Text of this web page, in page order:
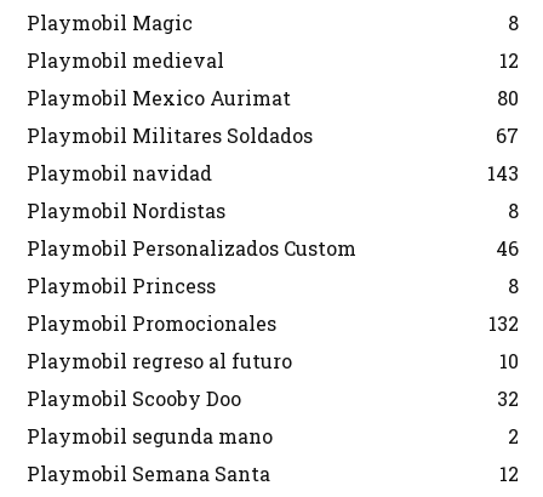
Playmobil Magic
8
Playmobil medieval
12
Playmobil Mexico Aurimat
80
Playmobil Militares Soldados
67
Playmobil navidad
143
Playmobil Nordistas
8
Playmobil Personalizados Custom
46
Playmobil Princess
8
Playmobil Promocionales
132
Playmobil regreso al futuro
10
Playmobil Scooby Doo
32
Playmobil segunda mano
2
Playmobil Semana Santa
12